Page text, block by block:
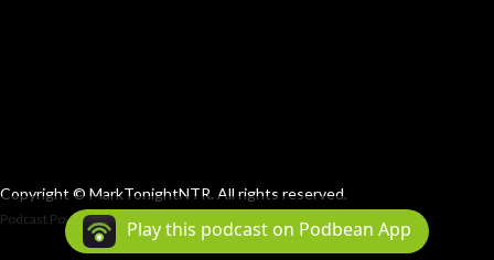
Copyright © MarkTonightNTR. All rights reserved.
Podcast Powered By Podbean
Play this podcast on Podbean App